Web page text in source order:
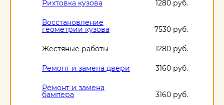
Рихтовка кузова 1280 руб.
Восстановление
геометрии кузова 7530 руб.
Жестяные работы 1280 руб.
Ремонт и замена двери 3160 руб.
Ремонт и замена
бампера 3160 руб.